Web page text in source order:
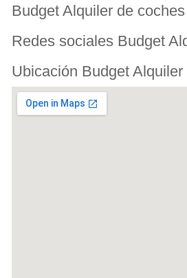
Budget Alquiler de
Redes sociales Budget
Ubicación Budget